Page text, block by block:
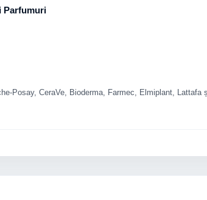
Parfumuri
Posay, CeraVe, Bioderma, Farmec, Elmiplant, Lattafa